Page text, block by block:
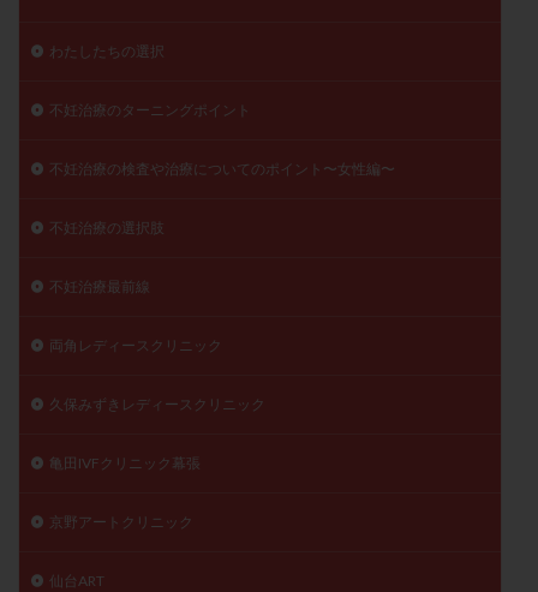
わたしたちの選択
不妊治療のターニングポイント
不妊治療の検査や治療についてのポイント〜女性編〜
不妊治療の選択肢
不妊治療最前線
両角レディースクリニック
久保みずきレディースクリニック
亀田IVFクリニック幕張
京野アートクリニック
仙台ART